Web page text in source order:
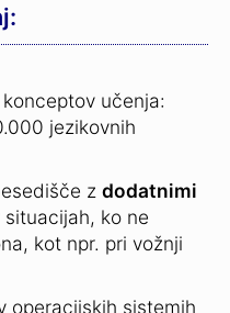
učenja:
jezikovnih
z dodatnimi
situacijah, ko ne
kot npr. pri vožnji
operacijskih sistemih